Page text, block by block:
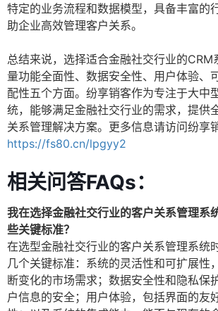
特定的业务流程和数据模型，具备丰富的
助企业高效管理客户关系。
总结来说，选择适合金融社交行业的CRM
量功能全面性、数据安全性、用户体验、
配性五个方面。纷享销客作为专注于大中
统，能够满足金融社交行业的需求，提供
关系管理解决方案。更多信息请访问纷享
https://fs80.cn/lpgyy2
相关问答FAQs：
我在选择金融社交行业的客户关系管理系
些关键标准？
在选型金融社交行业的客户关系管理系统
几个关键标准：系统的灵活性和可扩展性
断变化的市场需求；数据安全性和隐私保
户信息的安全；用户体验，包括界面的友